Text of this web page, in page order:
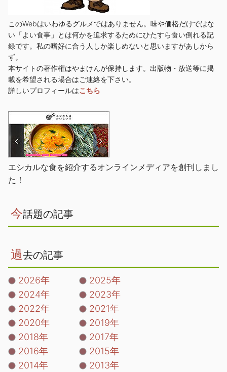
このWebはいわゆるグルメではありません。味や価格だけではな
い「よい食事」とは何かを追求するためにひたすら食い倒れる記
録です。私の嗜好に合う人しか楽しめないと思いますがあしから
ず。
本サイトの著作権はやまけんが保持します。出版物・放送等に掲
載を希望される場合はご連絡を下さい。
詳しいプロフィールはこちら
エシカルな食を紹介するオンラインメディアを創刊しまし
た！
今話題の記事
過去の記事
2026年
2025年
2024年
2023年
2022年
2021年
2020年
2019年
2018年
2017年
2016年
2015年
2014年
2013年